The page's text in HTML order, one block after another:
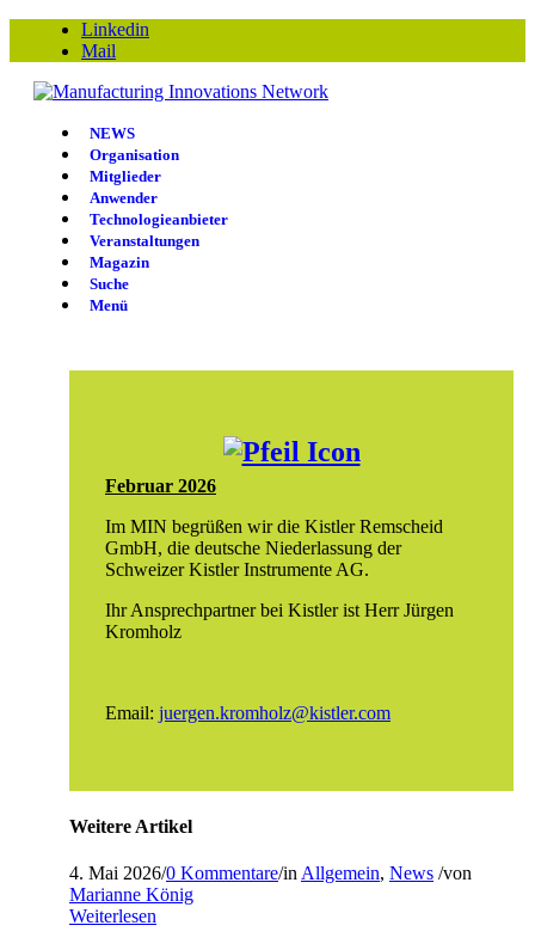
Linkedin
Mail
NEWS
Organisation
Mitglieder
Anwender
Technologieanbieter
Veranstaltungen
Magazin
Suche
Menü
Februar 2026
Im MIN begrüßen wir die Kistler Remscheid
GmbH, die deutsche Niederlassung der
Schweizer Kistler Instrumente AG.
Ihr Ansprechpartner bei Kistler ist Herr Jürgen
Kromholz
Email: juergen.kromholz@kistler.com
Weitere Artikel
4. Mai 2026/0 Kommentare/inAllgemein, News /von
Marianne König
Weiterlesen